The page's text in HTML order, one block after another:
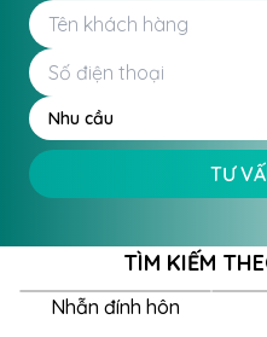
Nhu cầu
TƯ
TÌM KIẾM
Nhẫn đính hôn